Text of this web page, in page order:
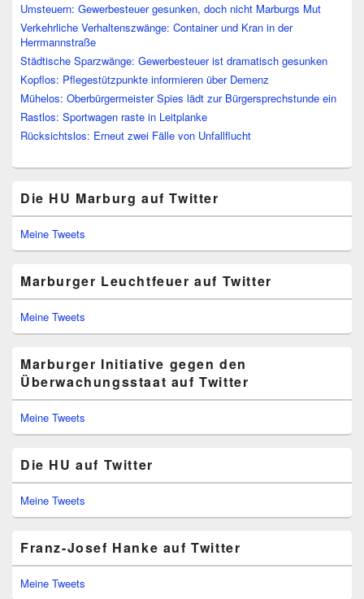
Umsteuern: Gewerbesteuer gesunken, doch nicht Marburgs Mut
Verkehrliche Verhaltenszwänge: Container und Kran in der
Herrmannstraße
Städtische Sparzwänge: Gewerbesteuer ist dramatisch gesunken
Kopflos: Pflegestützpunkte informieren über Demenz
Mühelos: Oberbürgermeister Spies lädt zur Bürgersprechstunde ein
Rastlos: Sportwagen raste in Leitplanke
Rücksichtslos: Erneut zwei Fälle von Unfallflucht
Die HU Marburg auf Twitter
Meine Tweets
Marburger Leuchtfeuer auf Twitter
Meine Tweets
Marburger Initiative gegen den
Überwachungsstaat auf Twitter
Meine Tweets
Die HU auf Twitter
Meine Tweets
Franz-Josef Hanke auf Twitter
Meine Tweets